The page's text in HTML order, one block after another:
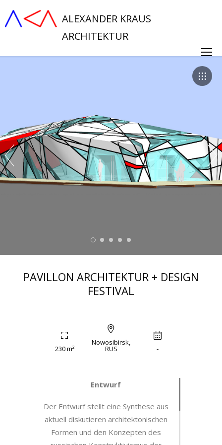
ALEXANDER KRAUS
ARCHITEKTUR
PAVILLON ARCHITEKTUR + DESIGN
FESTIVAL
230 m²
Nowosibirsk,
RUS -
Entwurf
Der Entwurf stellt eine Synthese aus
aktuell diskutieren architektonischen
Formen und den Konzepten des